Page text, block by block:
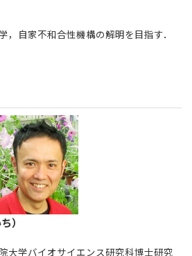
，自家不和合性機構の解明を目指す．
）
大学バイオサイエンス研究科博士研究